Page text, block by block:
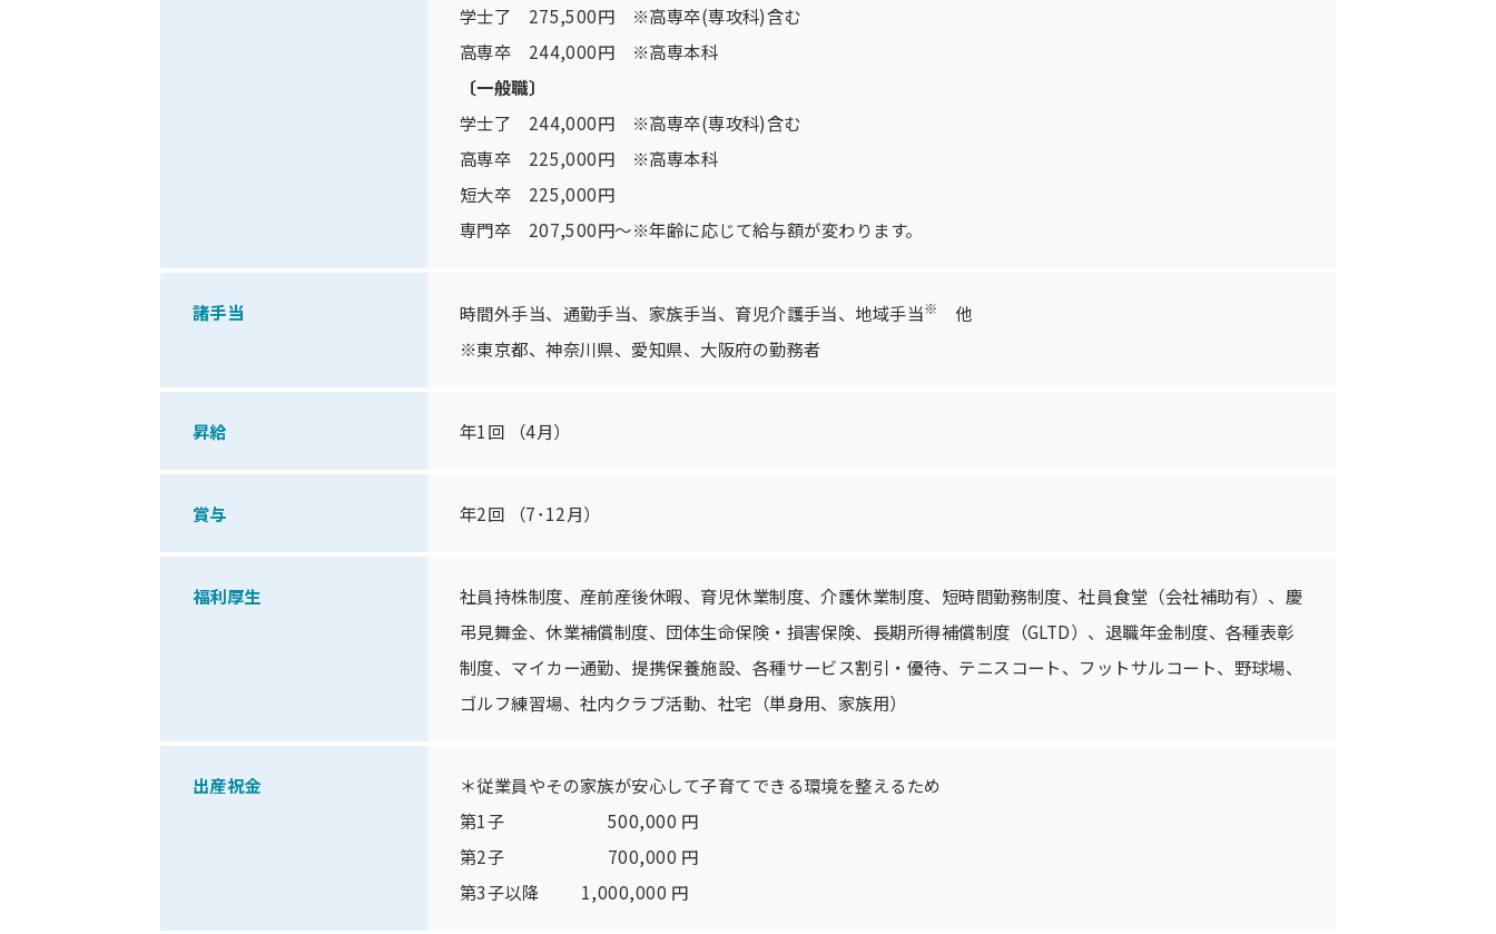
学士了 275,500円 ※高専卒(専攻科)含む
高専卒 244,000円 ※高専本科
〔一般職〕
学士了 244,000円 ※高専卒(専攻科)含む
高専卒 225,000円 ※高専本科
短大卒 225,000円
専門卒 207,500円～※年齢に応じて給与額が変わります。
諸手当 時間外手当、通勤手当、家族手当、育児介護手当、地域手当※
他
※東京都、神奈川県、愛知県、大阪府の勤務者
昇給 年1回 （4月）
賞与 年2回 （7･12月）
福利厚生
社員持株制度、産前産後休暇、育児休業制度、介護休業制度、短時間勤務制度、社員食堂（会社補助有）、慶
弔見舞金、休業補償制度、団体生命保険・損害保険、長期所得補償制度（GLTD）、退職年金制度、各種表彰
制度、マイカー通勤、提携保養施設、各種サービス割引・優待、テニスコート、フットサルコート、野球場、
ゴルフ練習場、社内クラブ活動、社宅（単身用、家族用）
出産祝金
＊従業員やその家族が安心して子育てできる環境を整えるため
第1子 500,000 円
第2子 700,000 円
第3子以降 1,000,000 円